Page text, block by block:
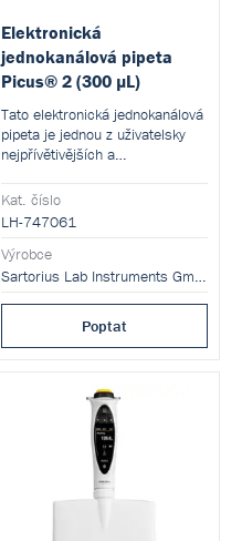
Elektronická
jednokanálová pipeta
Picus® 2 (300 µL)
Tato elektronická jednokanálová
pipeta je jednou z uživatelsky
nejpřívětivějších a
nejpokročilejších) pipet na trhu.
Kat. číslo
LH-747061
Výrobce
Sartorius Lab Instruments GmbH and Co. KG
Poptat